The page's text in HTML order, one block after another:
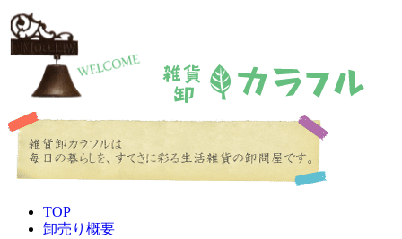
TOP
卸売り概要